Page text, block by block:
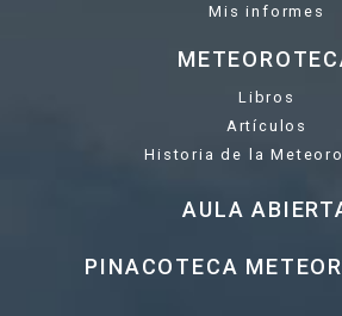
Mis informes
Libros
Artículos
Historia de la
AULA
PINACOTECA